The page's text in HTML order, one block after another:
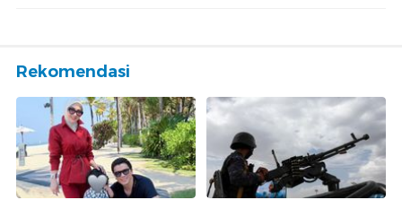
Rekomendasi